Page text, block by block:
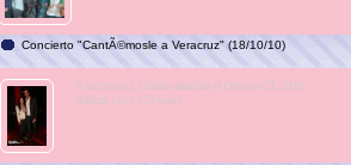
Concierto "CantÃ©mosle a Veracruz" (18/10/10)
4 Archivo(s), Último añadido el Octubre 21, 2010
Álbum visto 170 veces